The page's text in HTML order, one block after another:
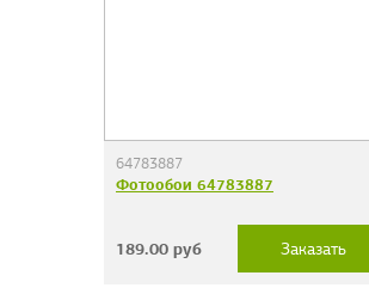
64783887
Фотообои 64783887
189.00руб Заказать